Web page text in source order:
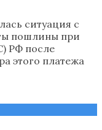
ситуация с
пошлины при
РФ после
этого платежа